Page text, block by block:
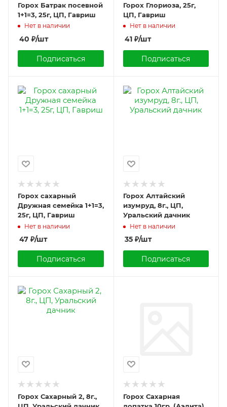
Горох Батрак посевной
1+1=3, 25г, ЦП, Гавриш
Нет в наличии
40 ₽/шт
Подписаться
Горох Глориоза, 25г,
ЦП, Гавриш
Нет в наличии
41₽/шт
Подписаться
Горох сахарный
Дружная семейка 1+1=3,
25г, ЦП, Гавриш
Нет в наличии
47 ₽/шт
Подписаться
Горох Алтайский
изумруд, 8г., ЦП,
Уральский дачник
Нет в наличии
35₽/шт
Подписаться
Горох Сахарный 2, 8г.,
Горох Сахарная